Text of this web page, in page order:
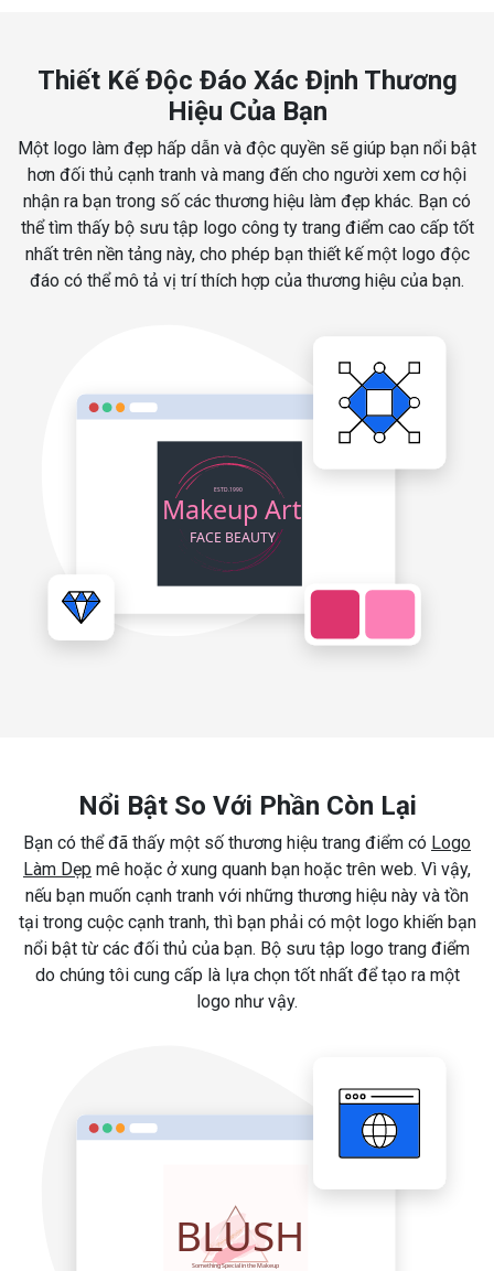
Thiết Kế Độc Đáo Xác Định Thương
Hiệu Của Bạn
Một logo làm đẹp hấp dẫn và độc quyền sẽ giúp bạn nổi bật
hơn đối thủ cạnh tranh và mang đến cho người xem cơ hội
nhận ra bạn trong số các thương hiệu làm đẹp khác. Bạn có
thể tìm thấy bộ sưu tập logo công ty trang điểm cao cấp tốt
nhất trên nền tảng này, cho phép bạn thiết kế một logo độc
đáo có thể mô tả vị trí thích hợp của thương hiệu của bạn.
Nổi Bật So Với Phần Còn Lại
Bạn có thể đã thấy một số thương hiệu trang điểm có Logo
Làm Dẹp mê hoặc ở xung quanh bạn hoặc trên web. Vì vậy,
nếu bạn muốn cạnh tranh với những thương hiệu này và tồn
tại trong cuộc cạnh tranh, thì bạn phải có một logo khiến bạn
nổi bật từ các đối thủ của bạn. Bộ sưu tập logo trang điểm
do chúng tôi cung cấp là lựa chọn tốt nhất để tạo ra một
logo như vậy.